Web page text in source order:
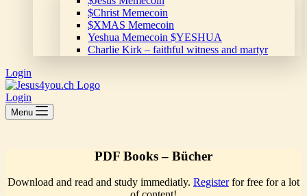
$Christ Memecoin
$XMAS Memecoin
Yeshua Memecoin $YESHUA
Charlie Kirk – faithful witness and martyr
Login
Login
Menu
PDF Books – Bücher
Download and read and study immediatly. Registerfor free for a lot